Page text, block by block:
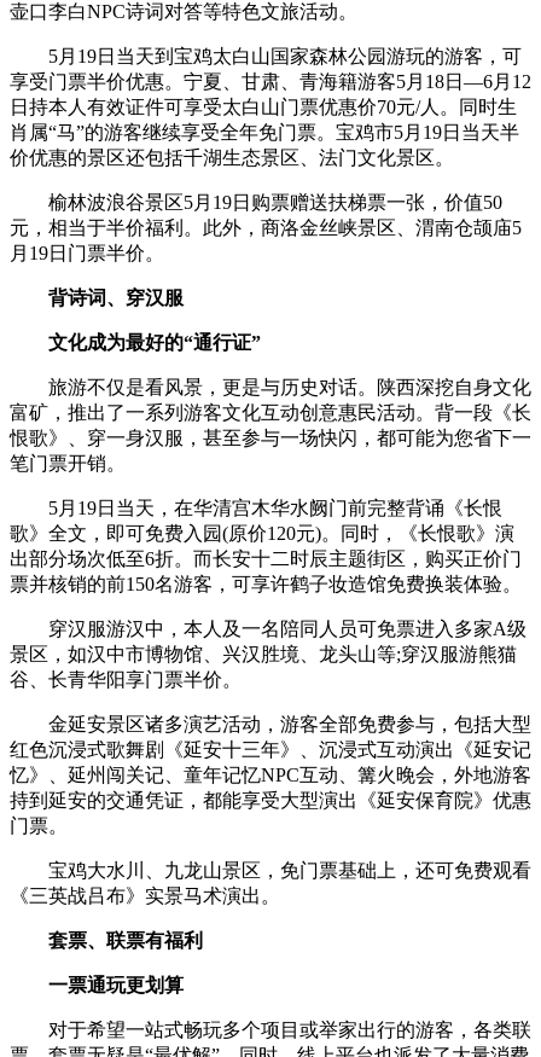
壶口李白NPC诗词对答等特色文旅活动。
5月19日当天到宝鸡太白山国家森林公园游玩的游客，可
享受门票半价优惠。宁夏、甘肃、青海籍游客5月18日—6月12
日持本人有效证件可享受太白山门票优惠价70元/人。同时生
肖属“马”的游客继续享受全年免门票。宝鸡市5月19日当天半
价优惠的景区还包括千湖生态景区、法门文化景区。
榆林波浪谷景区5月19日购票赠送扶梯票一张，价值50
元，相当于半价福利。此外，商洛金丝峡景区、渭南仓颉庙5
月19日门票半价。
背诗词、穿汉服
文化成为最好的“通行证”
旅游不仅是看风景，更是与历史对话。陕西深挖自身文化
富矿，推出了一系列游客文化互动创意惠民活动。背一段《长
恨歌》、穿一身汉服，甚至参与一场快闪，都可能为您省下一
笔门票开销。
5月19日当天，在华清宫木华水阙门前完整背诵《长恨
歌》全文，即可免费入园(原价120元)。同时，《长恨歌》演
出部分场次低至6折。而长安十二时辰主题街区，购买正价门
票并核销的前150名游客，可享许鹤子妆造馆免费换装体验。
穿汉服游汉中，本人及一名陪同人员可免票进入多家A级
景区，如汉中市博物馆、兴汉胜境、龙头山等;穿汉服游熊猫
谷、长青华阳享门票半价。
金延安景区诸多演艺活动，游客全部免费参与，包括大型
红色沉浸式歌舞剧《延安十三年》、沉浸式互动演出《延安记
忆》、延州闯关记、童年记忆NPC互动、篝火晚会，外地游客
持到延安的交通凭证，都能享受大型演出《延安保育院》优惠
门票。
宝鸡大水川、九龙山景区，免门票基础上，还可免费观看
《三英战吕布》实景马术演出。
套票、联票有福利
一票通玩更划算
对于希望一站式畅玩多个项目或举家出行的游客，各类联